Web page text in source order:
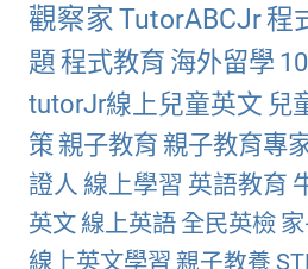
觀察家 TutorABCJr程
題程式教育 海外留學
tutorJr線上兒童英文 兒
策親子教育 親子教育專
證人 線上學習 英語教育
英文 線上英語 全民英檢
線上英文學習 親子教養